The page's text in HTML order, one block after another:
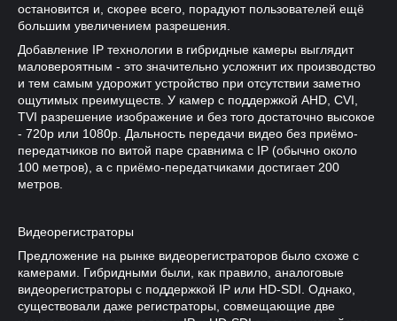
остановится и, скорее всего, порадуют пользователей ещё
большим увеличением разрешения.
Добавление IP технологии в гибридные камеры выглядит
маловероятным - это значительно усложнит их производство
и тем самым удорожит устройство при отсутствии заметно
ощутимых преимуществ. У камер с поддержкой AHD, CVI,
TVI разрешение изображение и без того достаточно высокое
- 720р или 1080р. Дальность передачи видео без приёмо-
передатчиков по витой паре сравнима с IP (обычно около
100 метров), а с приёмо-передатчиками достигает 200
метров.
Видеорегистраторы
Предложение на рынке видеорегистраторов было схоже с
камерами. Гибридными были, как правило, аналоговые
видеорегистраторы с поддержкой IP или HD-SDI. Однако,
существовали даже регистраторы, совмещающие две